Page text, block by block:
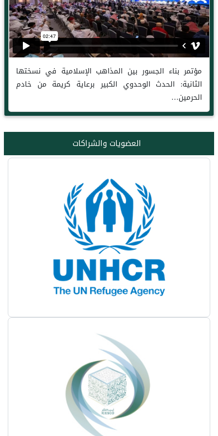
مؤتمر بناء الجسور بين المذاهب الإسلامية في نسختها
الثانية: الحدث الوحدوي الكبير برعاية كريمة من خادم
الحرمين…
العضويات والشراكات